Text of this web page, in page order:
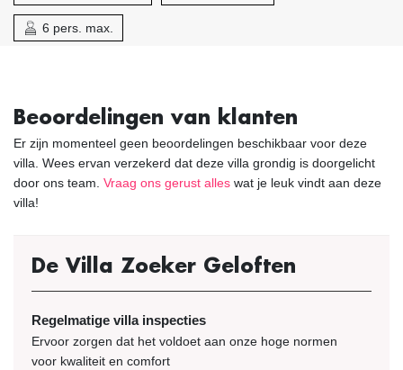
6 pers. max.
Beoordelingen van klanten
Er zijn momenteel geen beoordelingen beschikbaar voor deze
villa. Wees ervan verzekerd dat deze villa grondig is doorgelicht
door ons team. Vraag ons gerust alles wat je leuk vindt aan deze
villa!
De Villa Zoeker Geloften
Regelmatige villa inspecties
Ervoor zorgen dat het voldoet aan onze hoge normen
voor kwaliteit en comfort